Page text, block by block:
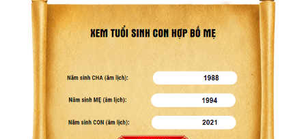
Web Store
Dịch vụ liên quan
Other Ads